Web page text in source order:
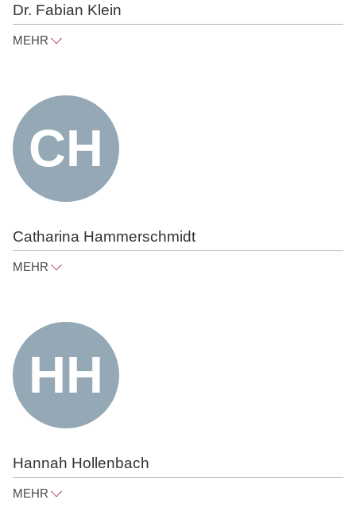
Dr. Fabian Klein
MEHR
Tel +49 30 818 550 307
Catharina Hammerschmidt
MEHR
Tel +49 30 818 550 307
Hannah Hollenbach
MEHR